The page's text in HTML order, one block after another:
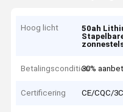
Hoog licht 50ah
Betalingscondities30%
Certificering CE/CQC/3C